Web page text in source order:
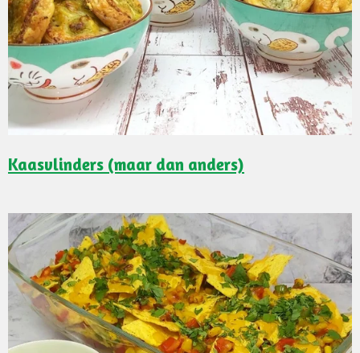
Kaasvlinders (maar dan anders)